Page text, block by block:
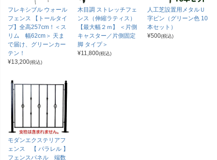
フレキシブル ウォール
フェンス 【トールタイ
プ】全高257cm！＜ス
リム 幅62cm＞ 天ま
で届け、グリーンカー
テン！
¥13,200(税込)
木目調 ストレッチフェ
ンス（伸縮ラティス）
【最大幅２ｍ】 ＜片側
キャスター／片側固定
脚 タイプ＞
¥11,800(税込)
人工芝設置用メタルＵ
字ピン（グリーン色 10
本セット）
¥500(税込)
モダンエクステリアフ
ェンス 【 パラレル 】
フェンスパネル 端数